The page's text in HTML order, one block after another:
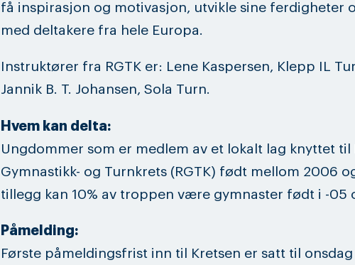
få inspirasjon og motivasjon, utvikle sine ferdigheter
med deltakere fra hele Europa.
Instruktører fra RGTK er: Lene Kaspersen, Klepp IL
Jannik B. T. Johansen, Sola Turn.
Hvem kan delta:
Ungdommer som er medlem av et lokalt lag knyttet til
Gymnastikk- og Turnkrets (RGTK) født mellom 2006
tillegg kan 10% av troppen være gymnaster født i -05
Påmelding:
Første påmeldingsfrist inn til Kretsen er satt til